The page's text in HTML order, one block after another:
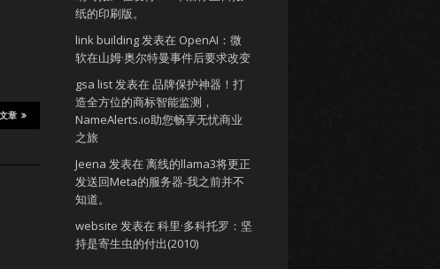
章
纸的印刷版。
link building发表在 OpenAI：微
软在山姆·奥尔特曼事件后要求改变
gsa list发表在 品牌保护神器！打
造全方位的商标智能监测，
NameAlerts.io助您畅享无忧商业
之旅
Jeena 发表在 离线的llama3将更正
发送回Meta的服务器-我之前并不
知道。
website 发表在 科里·多科托罗：坚
持是寄生虫的付出(2010)